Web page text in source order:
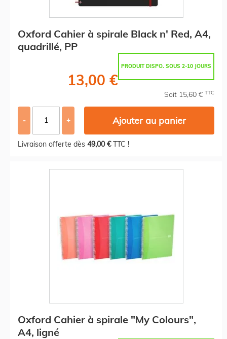
Oxford Cahier à spirale Black n' Red, A4,
quadrillé, PP
PRODUIT DISPO. SOUS 2-10 JOURS
13,00 €
Soit 15,60 € TTC
- + Ajouter au panier
Livraison offerte dès 49,00 €TTC !
Oxford Cahier à spirale "My Colours",
A4, ligné